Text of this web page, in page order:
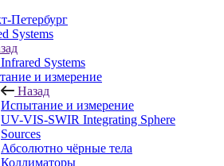
Петербург
Systems
Systems
и измерение
Назад
Испытание и измерение
UV-VIS-SWIR Integrating Sphere
Sources
Абсолютно чёрные тела
Коллиматоры